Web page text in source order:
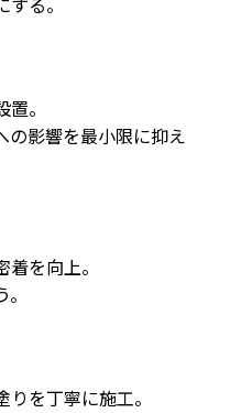
。
の影響を最小限に抑え
を向上。
を丁寧に施工。